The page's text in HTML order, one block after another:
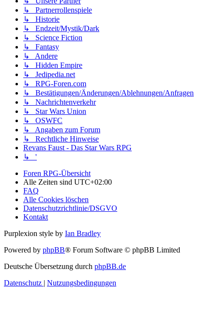
↳ Partnerrollenspiele
↳ Historie
↳ Endzeit/Mystik/Dark
↳ Science Fiction
↳ Fantasy
↳ Andere
↳ Hidden Empire
↳ Jedipedia.net
↳ RPG-Foren.com
↳ Bestätigungen/Änderungen/Ablehnungen/Anfragen
↳ Nachrichtenverkehr
↳ Star Wars Union
↳ OSWFC
↳ Angaben zum Forum
↳ Rechtliche Hinweise
Revans Faust - Das Star Wars RPG
↳ '
Foren RPG-Übersicht
Alle Zeiten sind UTC+02:00
FAQ
Alle Cookies löschen
Datenschutzrichtlinie/DSGVO
Kontakt
Purplexion style by Ian Bradley
Powered by phpBB® Forum Software © phpBB Limited
Deutsche Übersetzung durch phpBB.de
Datenschutz | Nutzungsbedingungen